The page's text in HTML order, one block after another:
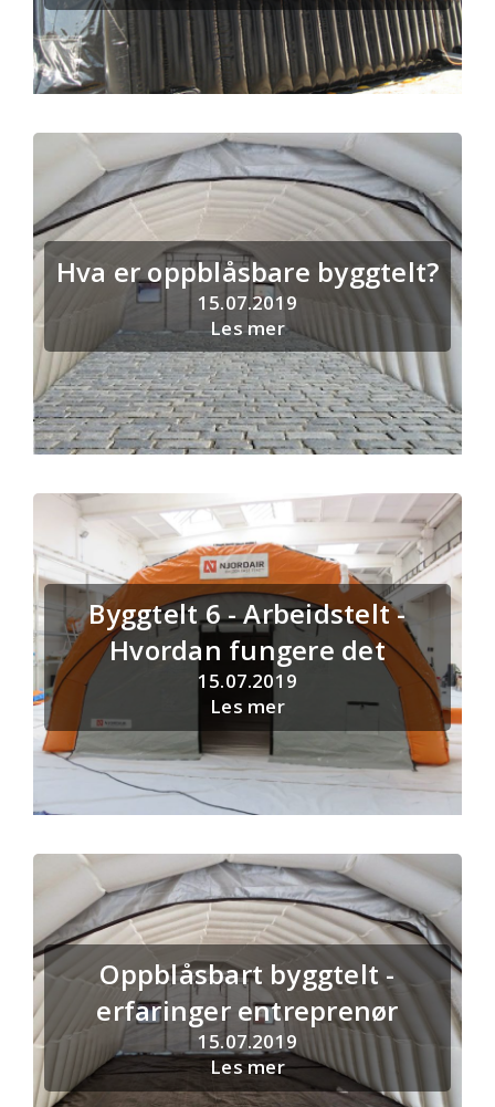
Hva er oppblåsbare byggtelt?
15.07.2019
Les mer
Byggtelt 6 - Arbeidstelt -
Hvordan fungere det
15.07.2019
Les mer
Oppblåsbart byggtelt -
erfaringer entreprenør
15.07.2019
Les mer